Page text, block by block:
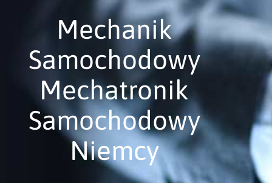
Mechanik
Samochodowy
Mechatronik
Samochodowy
Niemcy